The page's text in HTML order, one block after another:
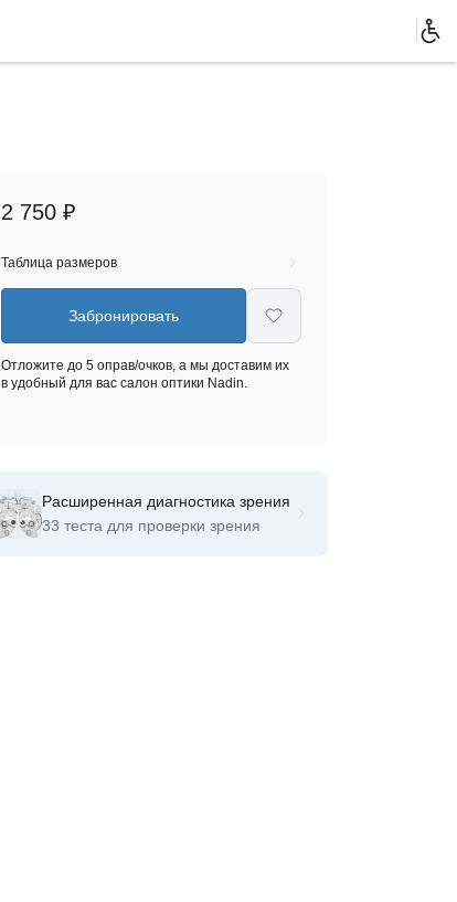
2 750 ₽
Таблица размеров
Забронировать
Отложите до 5 оправ/очков, а мы доставим их
в удобный для вас салон оптики Nadin.
Расширенная диагностика зрения
33 теста для проверки зрения